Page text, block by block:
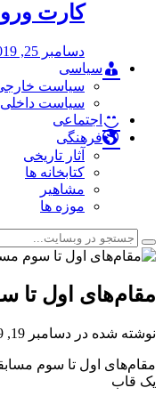
کارت
دسامبر 25, 2019
سیاسی
سیاست
سیاست داخلی
اجتماعی
فرهنگی
آثار تاریخی
کتابخانه ها
مشاهیر
موزه ها
️مقام‌های اول تا
نوشته شده در دسامبر 19, 2019
️مقام‌های اول تا سوم
یک قاب